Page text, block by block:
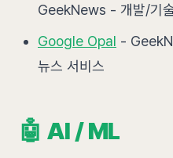
GeekNews - 개발/기
Google Opal -
뉴스 서비스
🤖 AI / ML